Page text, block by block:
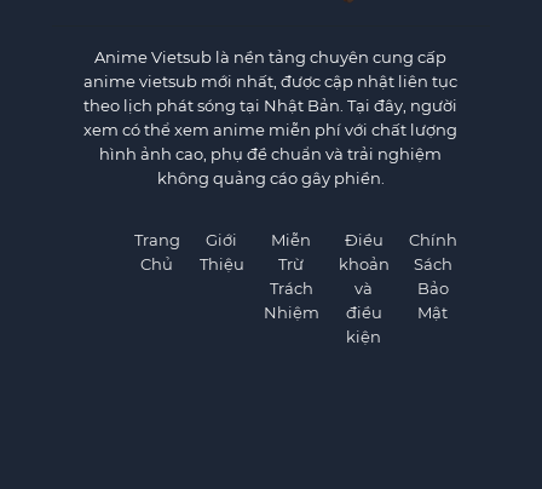
Anime Vietsub là nền tảng chuyên cung cấp
anime vietsub mới nhất, được cập nhật liên tục
theo lịch phát sóng tại Nhật Bản. Tại đây, người
xem có thể xem anime miễn phí với chất lượng
hình ảnh cao, phụ đề chuẩn và trải nghiệm
không quảng cáo gây phiền.
Trang
Chủ
Giới
Thiệu
Miễn
Trừ
Trách
Nhiệm
Điều
khoản
và
điều
kiện
Chính
Sách
Bảo
Mật